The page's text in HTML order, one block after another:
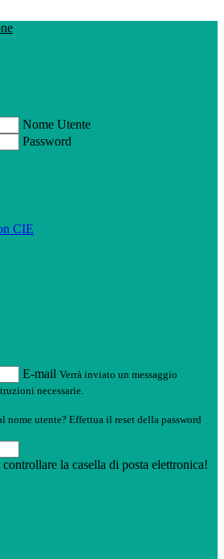
Nome Utente
Password
CIE
E-mail Verrà inviato un messaggio
necessarie.
nome utente? Effettua il reset della password
la casella di posta elettronica!